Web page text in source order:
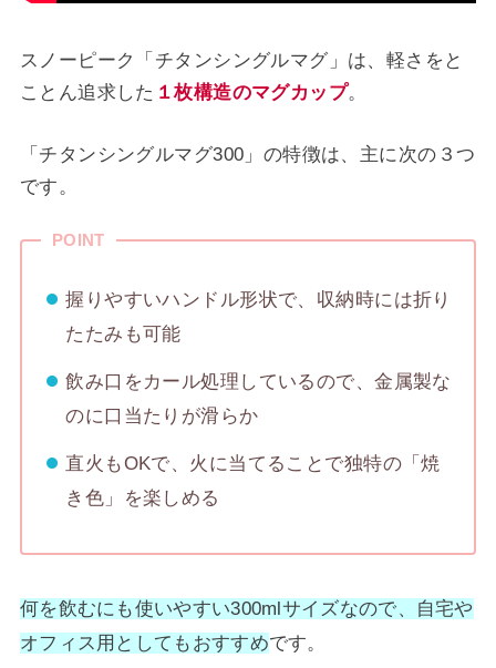
スノーピーク「チタンシングルマグ」は、軽さをと
ことん追求した １枚構造のマグカップ。
「チタンシングルマグ300」の特徴は、主に次の３つ
です。
POINT
握りやすいハンドル形状で、収納時には折り
たたみも可能
飲み口をカール処理しているので、金属製な
のに口当たりが滑らか
直火もOKで、火に当てることで独特の「焼
き色」を楽しめる
何を飲むにも使いやすい300mlサイズなので、自宅や
オフィス用としてもおすすめです。